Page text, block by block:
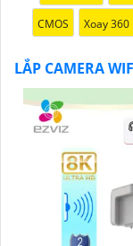
CMOS Xoay 360
LẮP CAMERA